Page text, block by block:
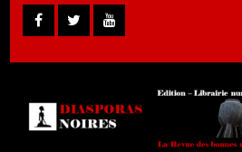
Skip
to